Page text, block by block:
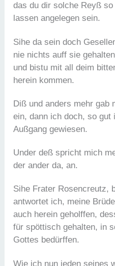
das du dir solche Reyß
lassen angelegen sein.
Sihe da sein doch
nie nichts auff sie
und bistu mit all deim
herein kommen.
Diß und anders mehr gab
ein, dann ich doch, so gut
Außgang gewiesen.
Under deß spricht mich
der ander da, an.
Sihe Frater Rosencreutz,
antwortet ich, meine
auch herein geholffen,
für spöttisch gehalten, in
Gottes bedürffen.
Wie ich nun jeden seines